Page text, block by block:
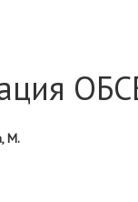
М.